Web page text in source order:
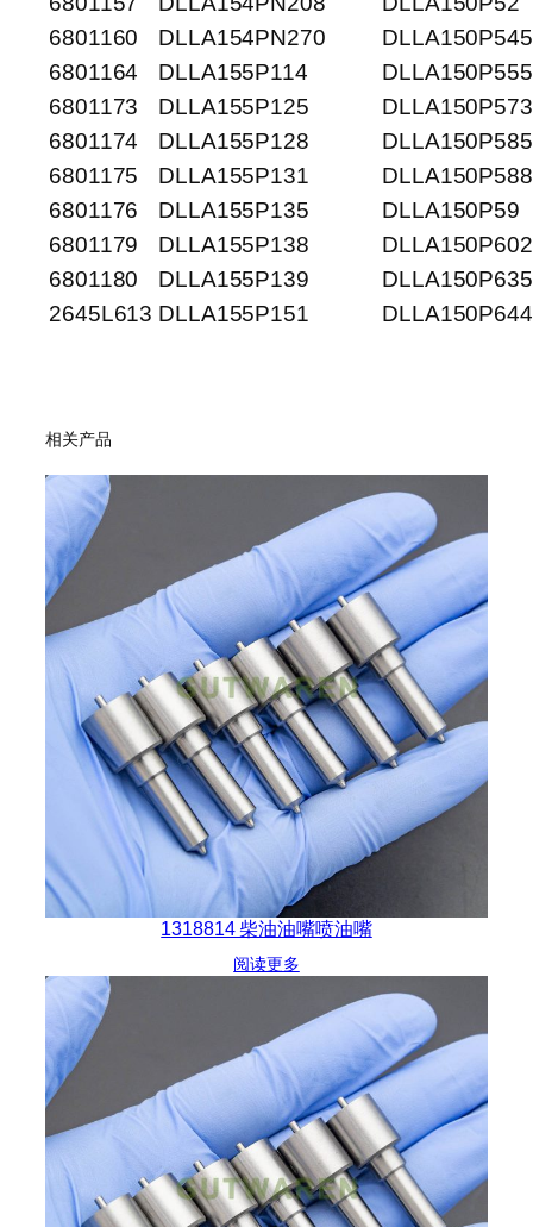
6801160
DLLA154PN270
DLLA150P545
6801164
DLLA155P114
DLLA150P555
6801173
DLLA155P125
DLLA150P573
6801174
DLLA155P128
DLLA150P585
6801175
DLLA155P131
DLLA150P588
6801176
DLLA155P135
DLLA150P59
6801179
DLLA155P138
DLLA150P602
6801180
DLLA155P139
DLLA150P635
2645L613 DLLA155P151 DLLA150P644
相关产品
1318814 柴油油嘴喷油嘴
阅读更多